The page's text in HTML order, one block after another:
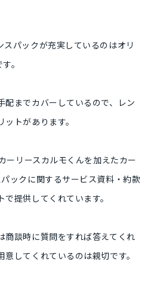
パックが充実しているのはオリ
。
配までカバーしているので、レン
トがあります。
ーリースカルモくんを加えたカー
ックに関するサービス資料・約款
提供してくれています。
商談時に質問をすれば答えてくれ
してくれているのは親切です。